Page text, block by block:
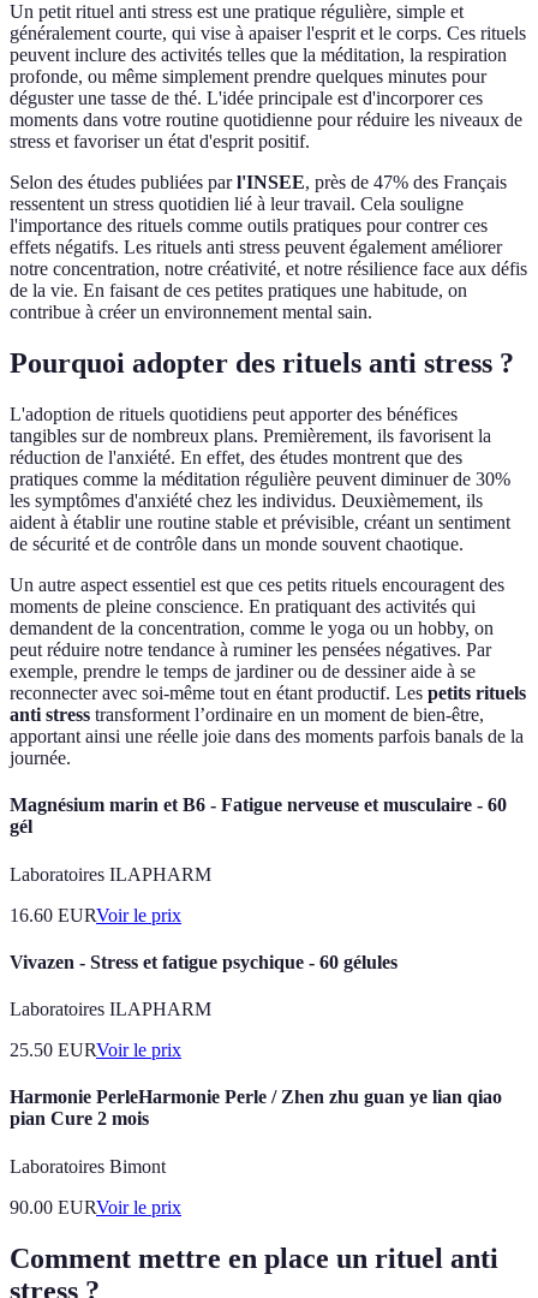
Un petit rituel anti stress est une pratique régulière, simple et
généralement courte, qui vise à apaiser l'esprit et le corps. Ces rituels
peuvent inclure des activités telles que la méditation, la respiration
profonde, ou même simplement prendre quelques minutes pour
déguster une tasse de thé. L'idée principale est d'incorporer ces
moments dans votre routine quotidienne pour réduire les niveaux de
stress et favoriser un état d'esprit positif.
Selon des études publiées parl'INSEE, près de 47% des Français
ressentent un stress quotidien lié à leur travail. Cela souligne
l'importance des rituels comme outils pratiques pour contrer ces
effets négatifs. Les rituels anti stress peuvent également améliorer
notre concentration, notre créativité, et notre résilience face aux défis
de la vie. En faisant de ces petites pratiques une habitude, on
contribue à créer un environnement mental sain.
Pourquoi adopter des rituels anti stress ?
L'adoption de rituels quotidiens peut apporter des bénéfices
tangibles sur de nombreux plans. Premièrement, ils favorisent la
réduction de l'anxiété. En effet, des études montrent que des
pratiques comme la méditation régulière peuvent diminuer de 30%
les symptômes d'anxiété chez les individus. Deuxièmement, ils
aident à établir une routine stable et prévisible, créant un sentiment
de sécurité et de contrôle dans un monde souvent chaotique.
Un autre aspect essentiel est que ces petits rituels encouragent des
moments de pleine conscience. En pratiquant des activités qui
demandent de la concentration, comme le yoga ou un hobby, on
peut réduire notre tendance à ruminer les pensées négatives. Par
exemple, prendre le temps de jardiner ou de dessiner aide à se
reconnecter avec soi-même tout en étant productif. Les petits rituels
anti stress transforment l’ordinaire en un moment de bien-être,
apportant ainsi une réelle joie dans des moments parfois banals de la
journée.
Magnésium marin et B6 - Fatigue nerveuse et musculaire - 60
gél
Laboratoires ILAPHARM
16.60 EURVoir le prix
Vivazen - Stress et fatigue psychique - 60 gélules
Laboratoires ILAPHARM
25.50 EURVoir le prix
Harmonie PerleHarmonie Perle / Zhen zhu guan ye lian qiao
pian Cure 2 mois
Laboratoires Bimont
90.00 EURVoir le prix
Comment mettre en place un rituel anti
stress ?